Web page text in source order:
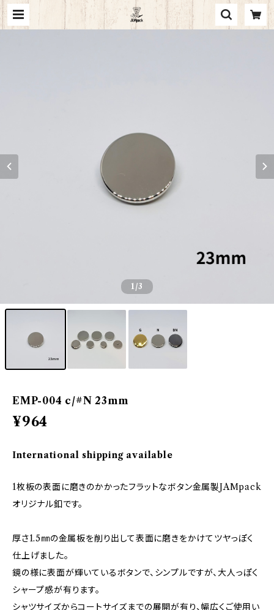
1/3
EMP-004 c/#N 23mm
¥964
International shipping available
1枚板の表面に磨きのかかったフラットなボタン金属製JAMpack
オリジナル釦です。
厚さ1.5㎜の金属板を削り出して表面に磨きをかけてツヤっぽく
仕上げました。
鏡の様に表面が輝いているボタンで、シンプルですが、大人っぽく
シャープ感が有ります。
シャツサイズからコートサイズまでの展開が有り、幅広くご使用い